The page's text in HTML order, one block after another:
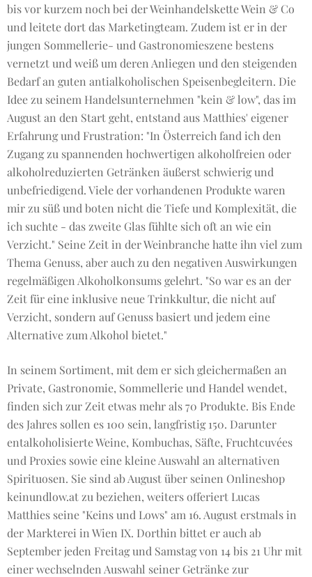
bis vor kurzem noch bei der Weinhandelskette Wein & Co
und leitete dort das Marketingteam. Zudem ist er in der
jungen Sommellerie- und Gastronomieszene bestens
vernetzt und weiß um deren Anliegen und den steigenden
Bedarf an guten antialkoholischen Speisenbegleitern. Die
Idee zu seinem Handelsunternehmen "kein & low", das im
August an den Start geht, entstand aus Matthies' eigener
Erfahrung und Frustration: "In Österreich fand ich den
Zugang zu spannenden hochwertigen alkoholfreien oder
alkoholreduzierten Getränken äußerst schwierig und
unbefriedigend. Viele der vorhandenen Produkte waren
mir zu süß und boten nicht die Tiefe und Komplexität, die
ich suchte - das zweite Glas fühlte sich oft an wie ein
Verzicht." Seine Zeit in der Weinbranche hatte ihn viel zum
Thema Genuss, aber auch zu den negativen Auswirkungen
regelmäßigen Alkoholkonsums gelehrt. "So war es an der
Zeit für eine inklusive neue Trinkkultur, die nicht auf
Verzicht, sondern auf Genuss basiert und jedem eine
Alternative zum Alkohol bietet."
In seinem Sortiment, mit dem er sich gleichermaßen an
Private, Gastronomie, Sommellerie und Handel wendet,
finden sich zur Zeit etwas mehr als 70 Produkte. Bis Ende
des Jahres sollen es 100 sein, langfristig 150. Darunter
entalkoholisierte Weine, Kombuchas, Säfte, Fruchtcuvées
und Proxies sowie eine kleine Auswahl an alternativen
Spirituosen. Sie sind ab August über seinen Onlineshop
keinundlow.at zu beziehen, weiters offeriert Lucas
Matthies seine "Keins und Lows" am 16. August erstmals in
der Markterei in Wien IX. Dorthin bittet er auch ab
September jeden Freitag und Samstag von 14 bis 21 Uhr mit
einer wechselnden Auswahl seiner Getränke zur